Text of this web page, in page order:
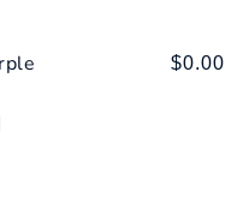
$0.00